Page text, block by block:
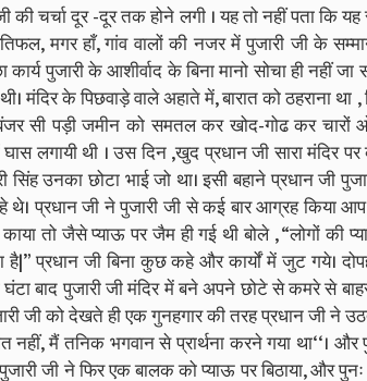
की चर्चा दूर -दूर तक होने लगी । यह तो नहीं पता कि
मगर हाँ, गांव वालों की नजर में पुजारी जी के
पुजारी के आशीर्वाद के बिना मानो सोचा ही नहीं
मंदिर के पिछवाड़े वाले अहाते में, बारात को ठहराना
सी पड़ी जमीन को समतल कर खोद-गोढ कर चारों
लगायी थी । उस दिन ,खुद प्रधान जी सारा मंदिर
सिंह उनका छोटा भाई जो था। इसी बहाने प्रधान जी
थे। प्रधान जी ने पुजारी जी से कई बार आग्रह किया
तो जैसे प्याऊ पर जैम ही गई थी बोले , “लोगों की
प्रधान जी बिना कुछ कहे और कार्यों में जुट गये।
बाद पुजारी जी मंदिर में बने अपने छोटे से कमरे से
जी को देखते ही एक गुनहगार की तरह प्रधान जी ने
नहीं, मैं तनिक भगवान से प्रार्थना करने गया था‘‘। और
जी ने फिर एक बालक को प्याऊ पर बिठाया, और